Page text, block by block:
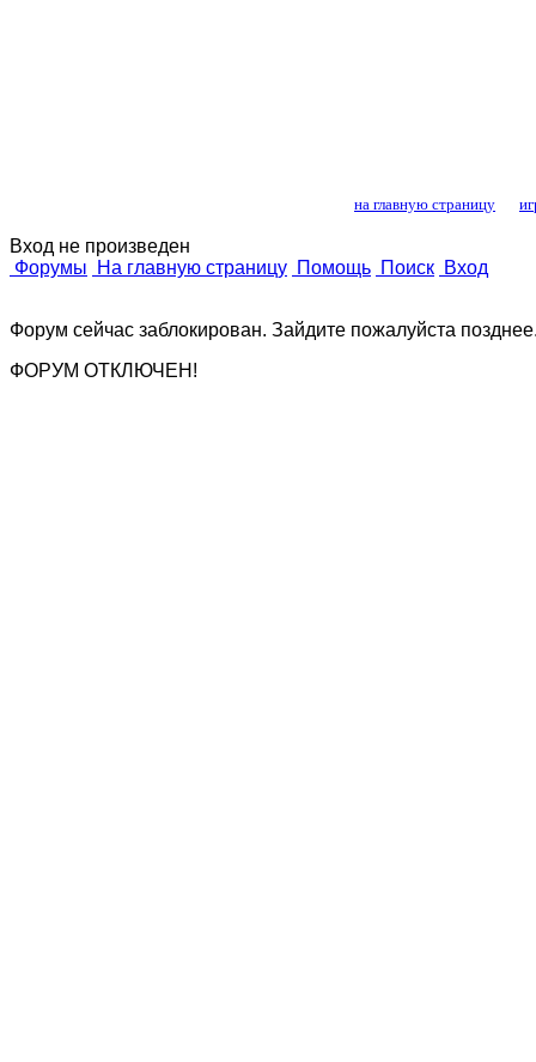
на главную страницу
Вход не произведен
Форумы
На главную страницу Помощь Поиск Вход
Форум сейчас заблокирован. Зайдите пожалуйста
ФОРУМ ОТКЛЮЧЕН!